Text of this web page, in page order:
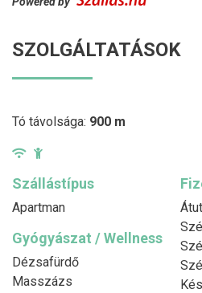
SZOLGÁLTATÁSOK
Tó távolsága: 900 m
Szállástípus
Apartman
Gyógyászat / Wellness
Dézsafürdő
Masszázs